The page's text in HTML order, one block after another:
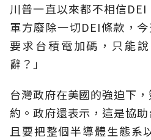
川普一直以來都不相信DEI
軍方廢除一切DEI條款，
要求台積電加碼，只能
辭？」
台灣政府在美國的強迫下
約。政府還表示，這是協
且要把整個半導體生態系